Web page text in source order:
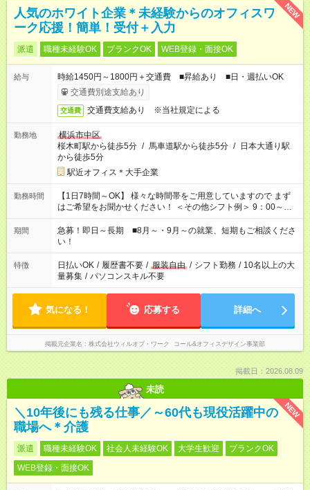
NEW
人気のホワイト企業＊未経験からのオフィスワ
ーク応援！簡単！受付＋入力
派遣 職種未経験OK ブランクOK WEB登録・面接OK
給与
時給1450円～1800円＋交通費 ■昇給あり ■日・週払いOK
交通費別途支給あり
交通費 交通費支給あり ※当社規定による
勤務地
横浜市中区
桜木町駅から徒歩5分 / 馬車道駅から徒歩5分 / 日本大通り駅
から徒歩5分
駅近オフィス＊大手企業
勤務時間
【1日7時間～OK】 様々な時間帯をご用意していますので まず
はご希望をお聞かせください！ ＜その他シフト例＞ 9：00～
17：00 11：00～20：00 などなど！その他のお時間もOKです！
期間
急募！即日～長期 ■8月～・9月～の就業、短期もご相談くださ
い！
特徴 日払いOK / 履歴書不要 / 服装自由 / シフト勤務 / 10名以上の大
量募集 / パソコンスキル不要
気になる！ 応募する 詳細へ
掲載元企業名 株式会社ウィルオブ・ワーク コール&オフィスデザイン事業部
掲載日：2026.08.09
未読
NEW
＼10年後にも残る仕事／～60代も現役活躍中の
職場へ＊介護
派遣 職種未経験OK 社会人未経験OK 大学生歓迎
ブランクOK
WEB登録・面接OK